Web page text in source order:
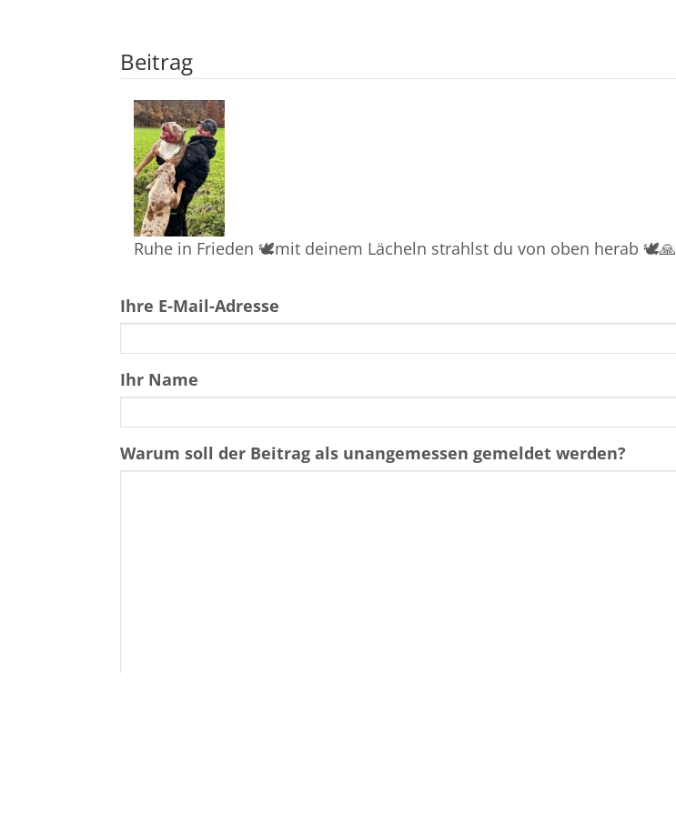
Beitrag
Ruhe in Frieden 🕊️mit deinem Lächeln strahlst du von oben herab 🕊️🙏
Ihre E-Mail-Adresse
Ihr Name
Warum soll der Beitrag als unangemessen gemeldet werden?